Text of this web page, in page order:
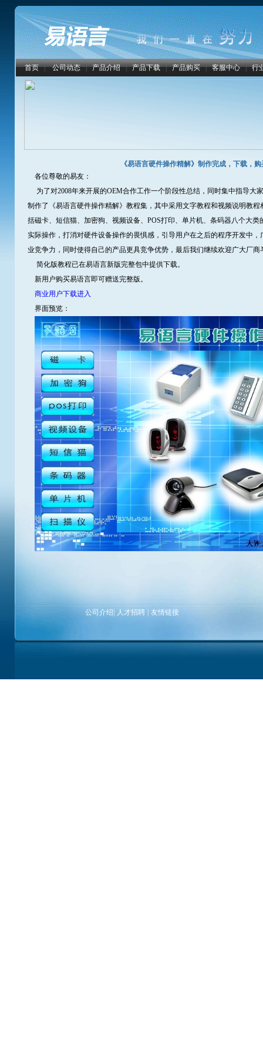
首页 | 公司动态 | 产品介绍 | 产品下载 | 产品购买 | 客服中心 | 行
《易语言硬件操作精解》制作完成，下载，
各位尊敬的易友：
为了对2008年来开展的OEM合作工作一个阶段性总结，同时集中指导大
制作了《易语言硬件操作精解》教程集，其中采用文字教程和视频说明教
括磁卡、短信猫、加密狗、视频设备、POS打印、单片机、条码器八个大
实际操作，打消对硬件设备操作的畏惧感，引导用户在之后的程序开发中
业竞争力，同时使得自己的产品更具竞争优势，最后我们继续欢迎广大厂商
简化版教程已在易语言新版完整包中提供下载。
新用户购买易语言即可赠送完整版。
商业用户下载进入
界面预览：
公司介绍 人才招聘 友情链接